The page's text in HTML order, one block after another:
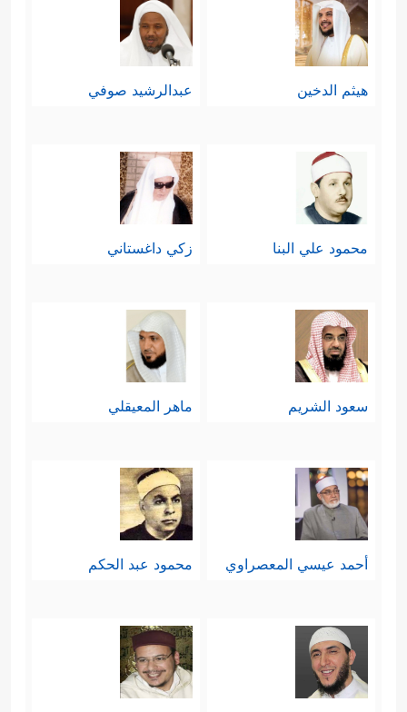
هيثم الدخين عبدالرشيد صوفي
محمود علي البنا زكي داغستاني
سعود الشريم ماهر المعيقلي
أحمد عيسي المعصراوي محمود عبد الحكم